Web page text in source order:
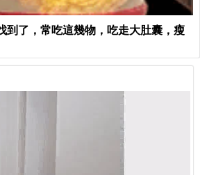
到了，常吃這幾物，吃走大肚囊，瘦